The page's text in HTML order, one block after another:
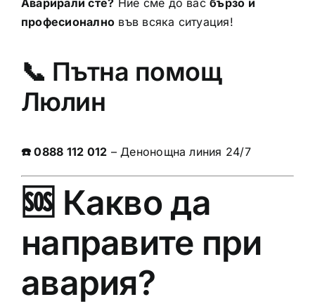
професионално във всяка ситуация!
📞 Пътна помощ
Люлин
☎️ 0888 112 012 – Денонощна линия 24/7
🆘 Какво да
направите при
авария?